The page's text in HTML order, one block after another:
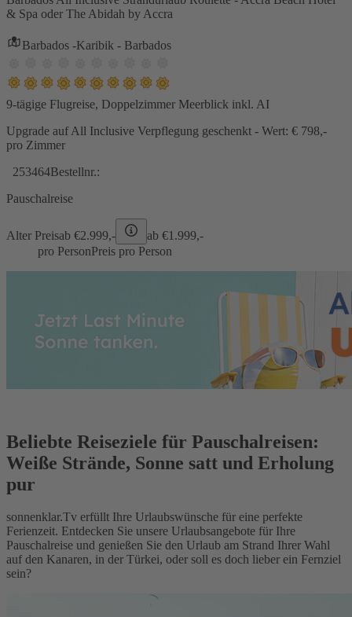
& Spa oder The Abidah by Accra
Barbados -Karibik - Barbados
9-tägige Flugreise, Doppelzimmer Meerblick inkl. AI
Upgrade auf All Inclusive Verpflegung geschenkt - Wert: € 798,-
pro Zimmer
253464Bestellnr.:
Pauschalreise
Alter Preisab €2.999,- ab €1.999,-
pro PersonPreis pro Person
Beliebte Reiseziele für Pauschalreisen:
Weiße Strände, Sonne satt und Erholung
pur
sonnenklar.Tv erfüllt Ihre Urlaubswünsche für eine perfekte
Ferienzeit. Entdecken Sie unsere Urlaubsangebote für Ihre
Pauschalreise und genießen Sie den Urlaub am Strand Ihrer Wahl
auf den Kanaren, in der Türkei, oder soll es doch lieber ein Fernziel
sein?